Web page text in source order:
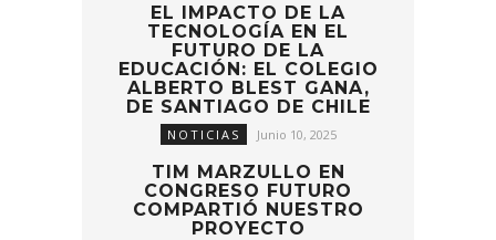
EL IMPACTO DE LA
TECNOLOGÍA EN EL
FUTURO DE LA
EDUCACIÓN: EL COLEGIO
ALBERTO BLEST GANA,
DE SANTIAGO DE CHILE
NOTICIAS Junio 10, 2025
TIM MARZULLO EN
CONGRESO FUTURO
COMPARTIÓ NUESTRO
PROYECTO